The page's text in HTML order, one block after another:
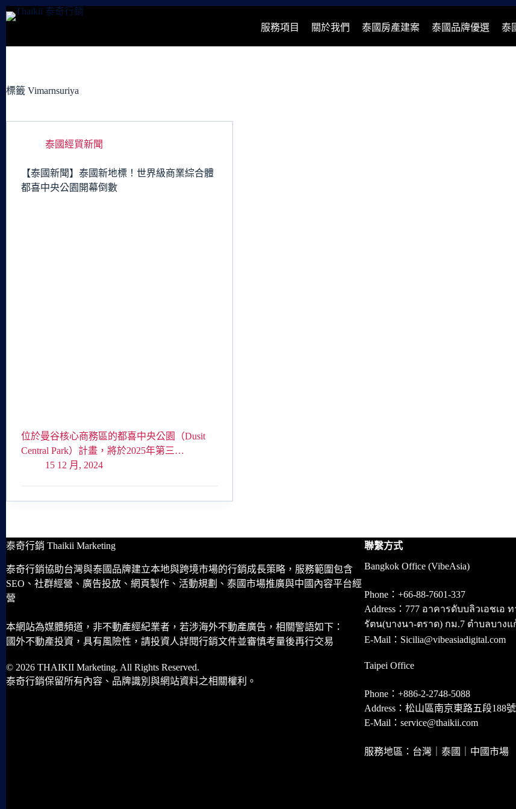
跳
容
服務項目 關於我們 泰國房產建案 泰國品牌優選 泰
標籤 Vimarnsuriya
泰國經貿新聞
【泰國新聞】泰國新地標！世界級商業綜合體
都喜中央公園開幕倒數
位於曼谷核心商務區的都喜中央公園（Dusit
Central Park）計畫，將於2025年第三…
15 12 月, 2024
泰奇行銷 Thaikii Marketing
泰奇行銷協助台灣與泰國品牌建立本地與跨境市場的行銷成長策略，服務範圍包含
SEO、社群經營、廣告投放、網頁製作、活動規劃、泰國市場推廣與中國內容平台經
營
本網站為媒體頻道，非不動產經紀業者，若涉海外不動產廣告，相關警語如下：
國外不動產投資，具有風險性，請投資人詳閱行銷文件並審慎考量後再行交易
© 2026 THAIKII Marketing. All Rights Reserved.
泰奇行銷保留所有內容、品牌識別與網站資料之相關權利。
聯繫方式
Bangkok Office (VibeAsia)
Phone：+66-88-7601-337
Address：777 อาคารดับบลิวเอชเอ
รัตน(บางนา-ตราด) กม.7 ตำบลบาง
E-Mail：Sicilia@vibeasiadigital.com
Taipei Office
Phone：+886-2-2748-5088
Address：松山區南京東路五段188
E-Mail：service@thaikii.com
服務地區：台灣｜泰國｜中國市場